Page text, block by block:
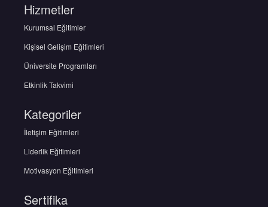
Hizmetler
Kurumsal Eğitimler
Kişisel Gelişim Eğitimleri
Üniversite Programları
Etkinlik Takvimi
Kategoriler
İletişim Eğitimleri
Liderlik Eğitimleri
Motivasyon Eğitimleri
Sertifika